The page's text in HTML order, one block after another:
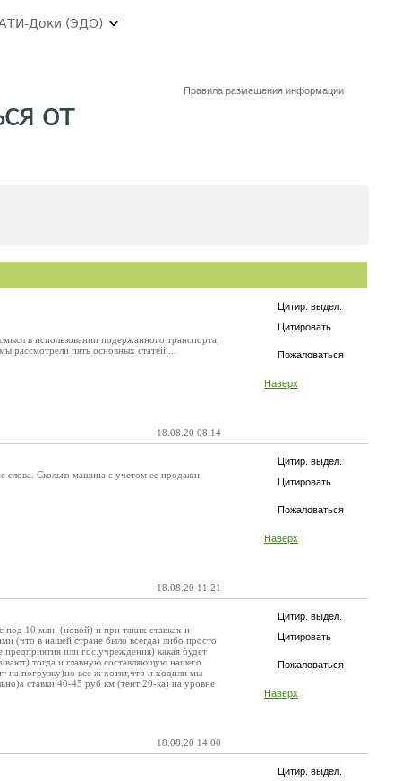
Доки (ЭДО)
Правила размещения информации
от
Цитир. выдел.
Цитировать
Пожаловаться
Наверх
в использовании подержанного транспорта,
рассмотрели пять основных статей ...
18.08.20 08:14
Цитир. выдел.
Цитировать
Пожаловаться
Наверх
слова. Сколько машина с учетом ее продажи
18.08.20 11:21
Цитир. выдел.
Цитировать
Пожаловаться
Наверх
под 10 млн. (новой) и при таких ставках и
(что в нашей стране было всегда) либо просто
или гос.учреждения) какая будет
тогда и главную составляющую нашего
на погрузку)но все ж хотят,что и ходили мы
ставки 40-45 руб км (тент 20-ка) на уровне
18.08.20 14:00
Цитир. выдел.